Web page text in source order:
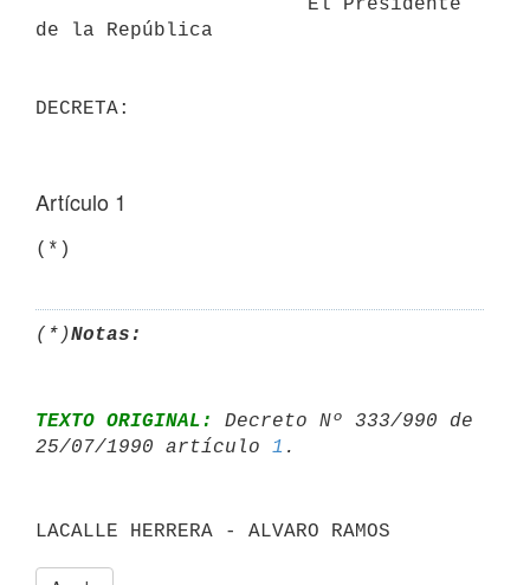
de la República
Artículo 1
(*)Notas:
TEXTO ORIGINAL:
Decreto Nº 333/990 de
25/07/1990 artículo 1